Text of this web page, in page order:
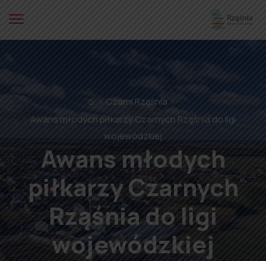
⌂
Czarni Rząśnia
Awans młodych piłkarzy Czarnych Rząśnia do ligi
wojewódzkiej
Awans młodych
piłkarzy Czarnych
Rząśnia do ligi
wojewódzkiej